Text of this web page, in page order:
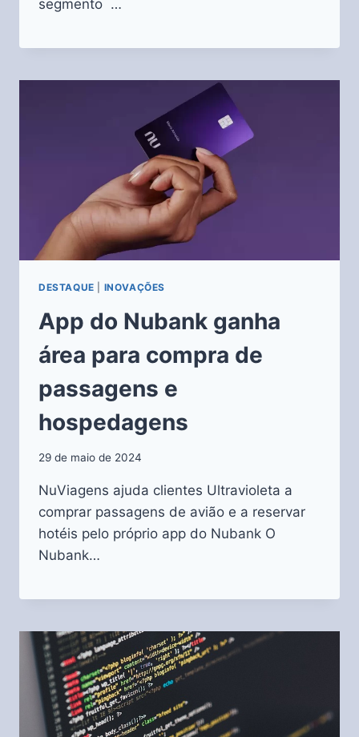
segmento …
DESTAQUE INOVAÇÕES
App do Nubank ganha
área para compra de
passagens e
hospedagens
29 de maio de 2024
NuViagens ajuda clientes Ultravioleta a
comprar passagens de avião e a reservar
hotéis pelo próprio app do Nubank O
Nubank…